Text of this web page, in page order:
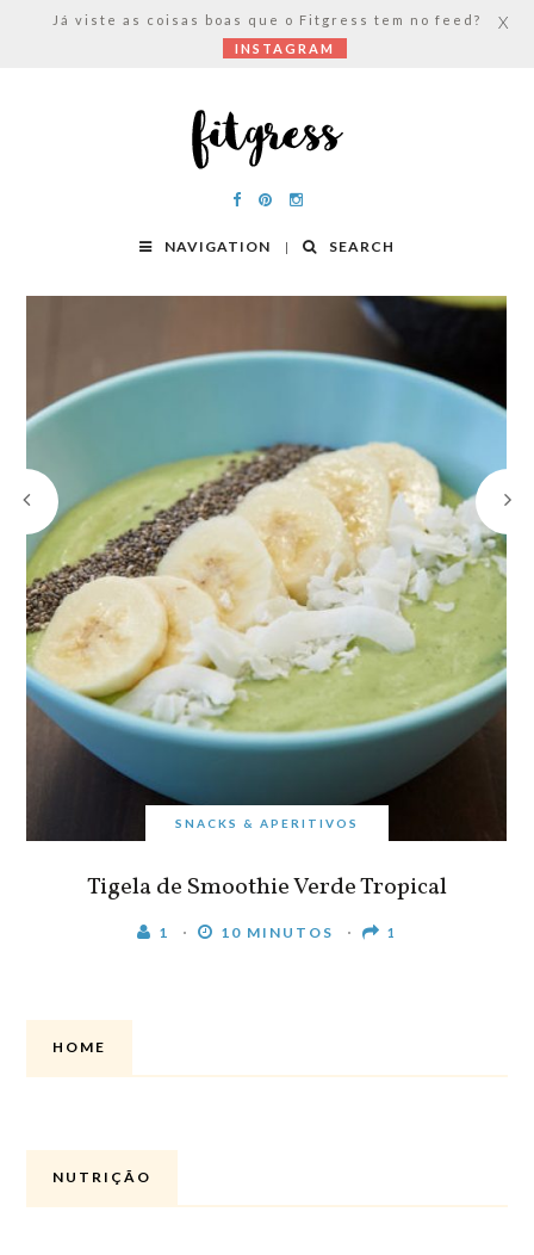
NAVIGATION SEARCH
SNACKS & APERITIVOS
Tigela de Smoothie Verde Tropical
1 10 MINUTOS 1
HOME
NUTRIÇÃO
Já viste as coisas boas que o Fitgress tem no feed?
INSTAGRAM
X